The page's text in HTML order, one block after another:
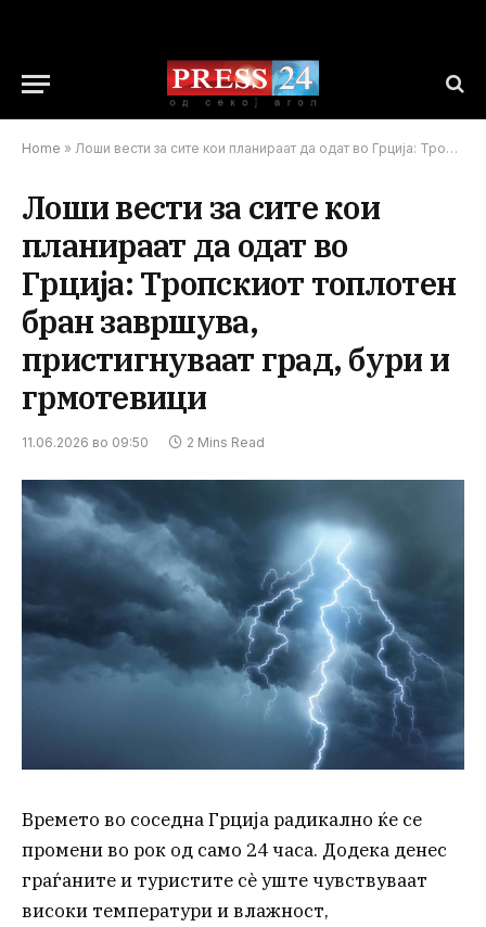
Home » Лоши вести за сите кои планираат да одат во Грција: Тропскиот топлотен бран завршува, пристигнуваат град, бури и грмотевици
Лоши вести за сите кои
планираат да одат во
Грција: Тропскиот топлотен
бран завршува,
пристигнуваат град, бури и
грмотевици
11.06.2026 во 09:50 2 Mins Read
Времето во соседна Грција радикално ќе се
промени во рок од само 24 часа. Додека денес
граѓаните и туристите сè уште чувствуваат
високи температури и влажност,